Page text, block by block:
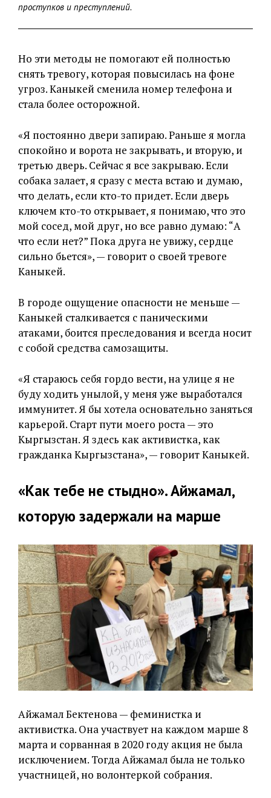
проступков и преступлений.
Но эти методы не помогают ей полностью
снять тревогу, которая повысилась на фоне
угроз. Каныкей сменила номер телефона и
стала более осторожной.
«Я постоянно двери запираю. Раньше я могла
спокойно и ворота не закрывать, и вторую, и
третью дверь. Сейчас я все закрываю. Если
собака залает, я сразу с места встаю и думаю,
что делать, если кто-то придет. Если дверь
ключем кто-то открывает, я понимаю, что это
мой сосед, мой друг, но все равно думаю: “А
что если нет?” Пока друга не увижу, сердце
сильно бьется», — говорит о своей тревоге
Каныкей.
В городе ощущение опасности не меньше —
Каныкей сталкивается с паническими
атаками, боится преследования и всегда носит
с собой средства самозащиты.
«Я стараюсь себя гордо вести, на улице я не
буду ходить унылой, у меня уже выработался
иммунитет. Я бы хотела основательно заняться
карьерой. Старт пути моего роста — это
Кыргызстан. Я здесь как активистка, как
гражданка Кыргызстана», — говорит Каныкей.
«Как тебе не стыдно». Айжамал,
которую задержали на марше
Айжамал Бектенова — феминистка и
активистка. Она участвует на каждом марше 8
марта и сорванная в 2020 году акция не была
исключением. Тогда Айжамал была не только
участницей, но волонтеркой собрания.